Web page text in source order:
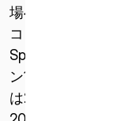
場への参入を
コンセプトの立
SpaceXの
ン1のランダー
は2025年1月15